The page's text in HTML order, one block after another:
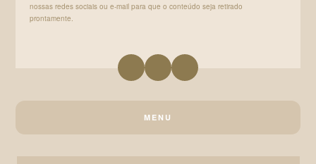
nossas redes sociais ou e-mail para que o conteúdo seja retirado
prontamente.
MENU